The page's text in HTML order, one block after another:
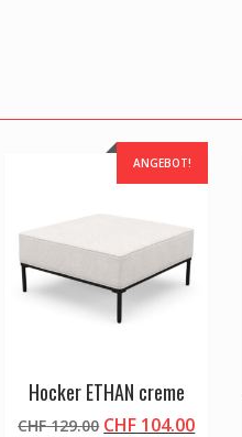
ANGEBOT!
Hocker ETHAN creme
CHF129.00 Ursprünglicher
CHF 104.00